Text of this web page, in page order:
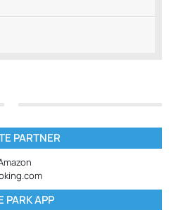
PARTNER
PARK APP